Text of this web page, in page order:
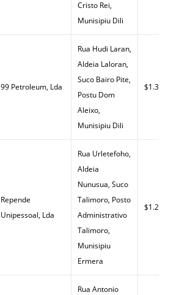
Cristo Rei,
Munisipiu Dili
99 Petroleum, Lda
Rua Hudi Laran,
Aldeia Laloran,
Suco Bairo Pite,
Postu Dom
Aleixo,
Munisipiu Dili
$1.33
Repende
Unipessoal, Lda
Rua Urletefoho,
Aldeia
Nunusua, Suco
Talimoro, Posto
Administrativo
Talimoro,
Munisipiu
Ermera
$1.27
Rua Antonio